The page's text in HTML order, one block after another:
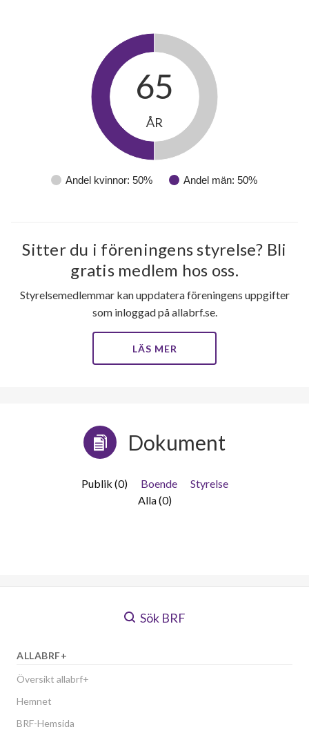
Andel kvinnor: 50% Andel män: 50%
65
ÅR
Sitter du i föreningens styrelse? Bli
gratis medlem hos oss.
Styrelsemedlemmar kan uppdatera föreningens uppgifter
som inloggad på allabrf.se.
LÄS MER
Dokument
Publik (0) Boende
Styrelse
Alla (0)
Sök BRF
ALLABRF+
Översikt allabrf+
Hemnet
BRF-Hemsida